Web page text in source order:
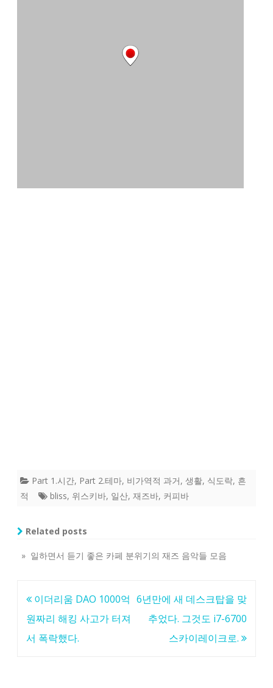
Part 1.시간, Part 2.테마, 비가역적 과거, 생활, 식도락, 흔
적
bliss, 위스키바, 일산, 재즈바, 커피바
Related posts
» 일하면서 듣기 좋은 카페 분위기의 재즈 음악들 모음
글
탐
색
이더리움 DAO 1000억
원짜리 해킹 사고가 터져
서 폭락했다.
6년만에 새 데스크탑을 맞
추었다. 그것도 i7-6700
스카이레이크로.